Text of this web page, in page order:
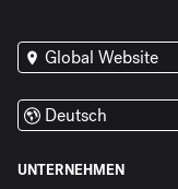
UNTERNEHMEN